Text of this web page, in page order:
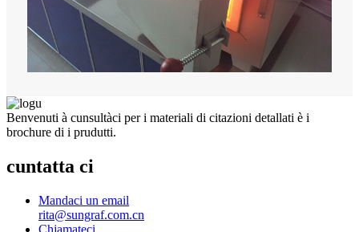
Benvenuti à cunsultàci per i materiali di citazioni detallati è i
brochure di i prudutti.
cuntatta ci
Mandaci un email
rita@sungraf.com.cn
Chjamateci